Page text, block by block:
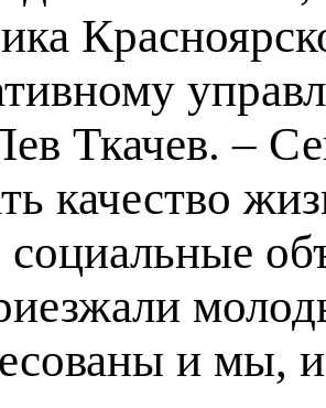
Ткачев. –
качество
социальные
и мы,